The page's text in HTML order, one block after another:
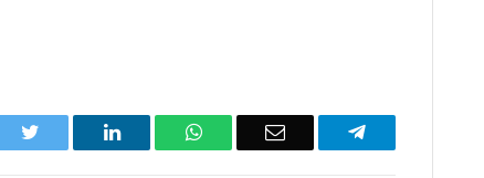
Twitter LinkedIn WhatsAppEmail Telegram